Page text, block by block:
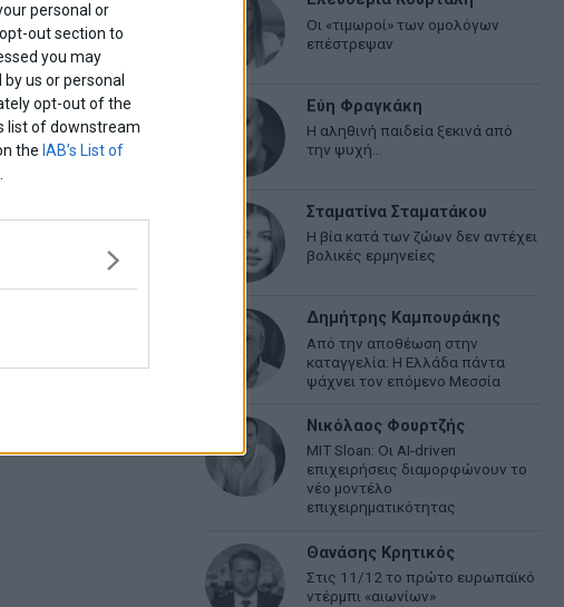
personal or
out section to
you may
us or personal
opt-out of the
list of downstream
the IAB’s List of
Οι «τιμωροί» των ομολόγων
επέστρεψαν
Εύη Φραγκάκη
Η αληθινή παιδεία ξεκινά από
την ψυχή…
Σταματίνα Σταματάκου
Η βία κατά των ζώων δεν αντέχει
βολικές ερμηνείες
Δημήτρης Καμπουράκης
Από την αποθέωση στην
καταγγελία: Η Ελλάδα πάντα
ψάχνει τον επόμενο Μεσσία
Νικόλαος Φουρτζής
MIT Sloan: Οι AI-driven
επιχειρήσεις διαμορφώνουν το
νέο μοντέλο
επιχειρηματικότητας
Θανάσης Κρητικός
Στις 11/12 το πρώτο ευρωπαϊκό
ντέρμπι «αιωνίων»